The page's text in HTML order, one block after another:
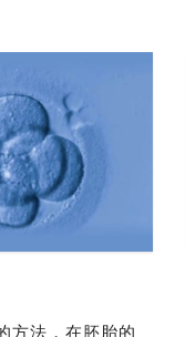
方法，在胚胎的